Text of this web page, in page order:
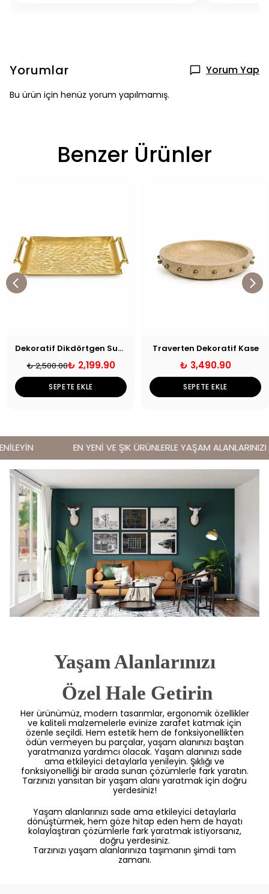
Yorumlar Yorum Yap
Bu ürün için henüz yorum yapılmamış.
Benzer Ürünler
Dekoratif Dikdörtgen Sunum Tepsisi Gold
₺ 2,500.00₺ 2,199.90
SEPETE EKLE
Traverten Dekoratif Kase
₺ 3,490.90
SEPETE EKLE
EN YENİ VE ŞIK ÜRÜNLERLE YAŞAM ALANLARINIZI
Yaşam Alanlarınızı
Özel Hale Getirin
Her ürünümüz, modern tasarımlar, ergonomik özellikler
ve kaliteli malzemelerle evinize zarafet katmak için
özenle seçildi. Hem estetik hem de fonksiyonellikten
ödün vermeyen bu parçalar, yaşam alanınızı baştan
yaratmanıza yardımcı olacak. Yaşam alanınızı sade
ama etkileyici detaylarla yenileyin. Şıklığı ve
fonksiyonelliği bir arada sunan çözümlerle fark yaratın.
Tarzınızı yansıtan bir yaşam alanı yaratmak için doğru
yerdesiniz!
Yaşam alanlarınızı sade ama etkileyici detaylarla
dönüştürmek, hem göze hitap eden hem de hayatı
kolaylaştıran çözümlerle fark yaratmak istiyorsanız,
doğru yerdesiniz.
Tarzınızı yaşam alanlarınıza taşımanın şimdi tam
zamanı.